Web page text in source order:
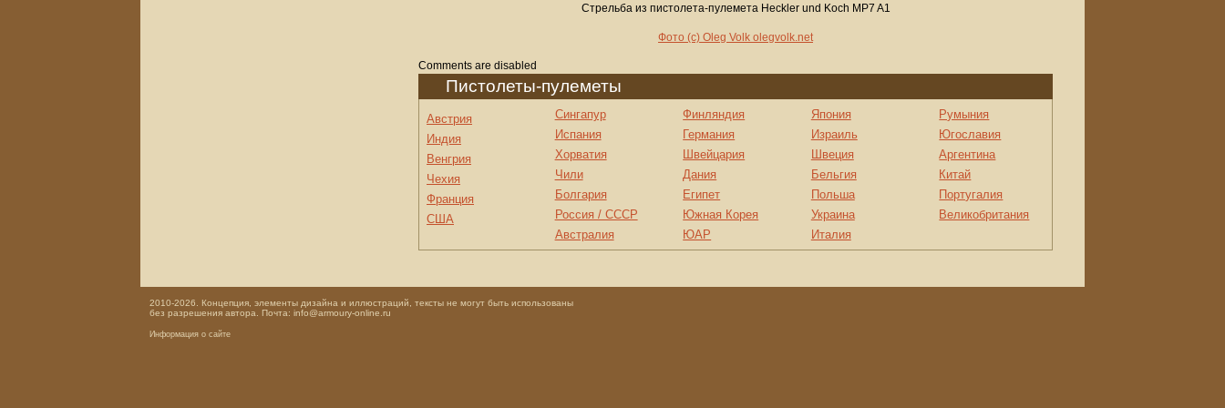
Стрельба из пистолета-пулемета Heckler und Koch MP7 A1
Фото (c) Oleg Volk olegvolk.net
Comments are disabled
Пистолеты-пулеметы
Австрия
Индия
Венгрия
Чехия
Франция
США
Сингапур
Испания
Хорватия
Чили
Болгария
Россия / СССР
Австралия
Финляндия
Германия
Швейцария
Дания
Египет
Южная Корея
ЮАР
Япония
Израиль
Швеция
Бельгия
Польша
Украина
Италия
Румыния
Югославия
Аргентина
Китай
Португалия
Великобритания
2010-2026. Концепция, элементы дизайна и иллюстраций, тексты не могут быть использованы
без разрешения автора. Почта: info@armoury-online.ru
Информация о сайте